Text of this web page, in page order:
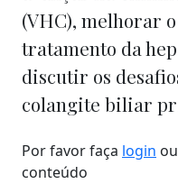
(VHC), melhorar
tratamento da
discutir os
colangite biliar
Por favor faça login ou
conteúdo